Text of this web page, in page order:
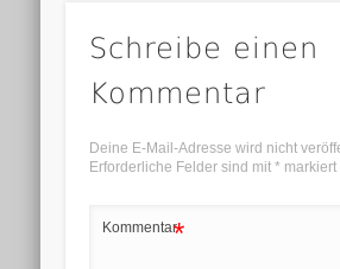
Schreibe einen
Kommentar
Deine E-Mail-Adresse wird nicht
Erforderliche Felder sind mit *markiert
Kommentar*